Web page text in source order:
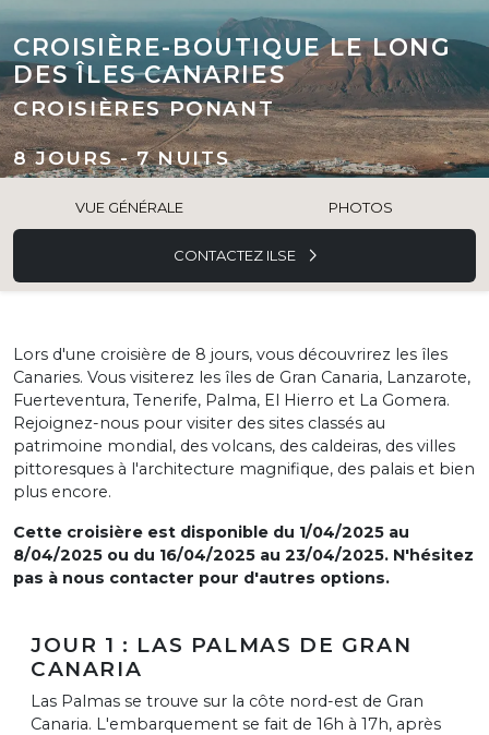
CROISIÈRE-BOUTIQUE LE LONG
DES ÎLES CANARIES
CROISIÈRES PONANT
8 JOURS - 7 NUITS
VUE GÉNÉRALE PHOTOS
CONTACTEZ ILSE
Lors d'une croisière de 8 jours, vous découvrirez les îles
Canaries. Vous visiterez les îles de Gran Canaria, Lanzarote,
Fuerteventura, Tenerife, Palma, El Hierro et La Gomera.
Rejoignez-nous pour visiter des sites classés au
patrimoine mondial, des volcans, des caldeiras, des villes
pittoresques à l'architecture magnifique, des palais et bien
plus encore.
Cette croisière est disponible du 1/04/2025 au
8/04/2025 ou du 16/04/2025 au 23/04/2025. N'hésitez
pas à nous contacter pour d'autres options.
JOUR 1 : LAS PALMAS DE GRAN
CANARIA
Las Palmas se trouve sur la côte nord-est de Gran
Canaria. L'embarquement se fait de 16h à 17h, après